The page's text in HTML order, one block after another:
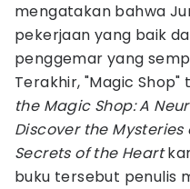
mengatakan bahwa
pekerjaan yang baik
penggemar yang
Terakhir, "Magic
the Magic Shop: A
Discover the
Secrets of the Heart
buku tersebut penulis